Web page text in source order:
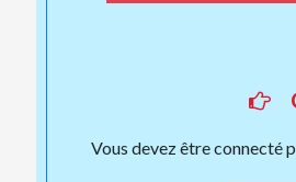
Vous devez être connecté